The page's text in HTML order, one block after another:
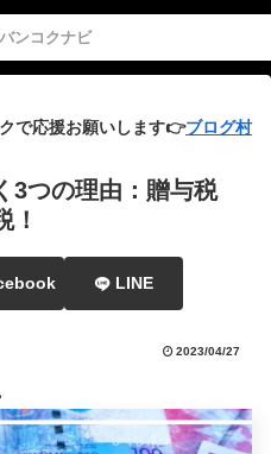
バンコクナビ
で応援お願いします👉ブログ村
3つの理由：贈与税
！
LINE
2023/04/27